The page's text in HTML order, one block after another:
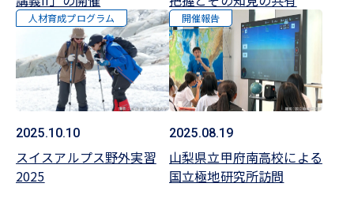
人材育成プログラム
2025.10.10
スイスアルプス野外実習
2025
開催報告
2025.08.19
山梨県立甲府南高校による
国立極地研究所訪問